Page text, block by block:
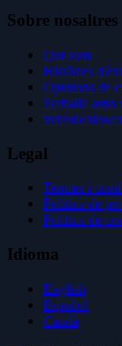
Sobre nosaltres
Qui som
Històries
Opinions de
Treballa amb
Legal
Termes i
Política de
Política de
Idioma
English
Español
Català